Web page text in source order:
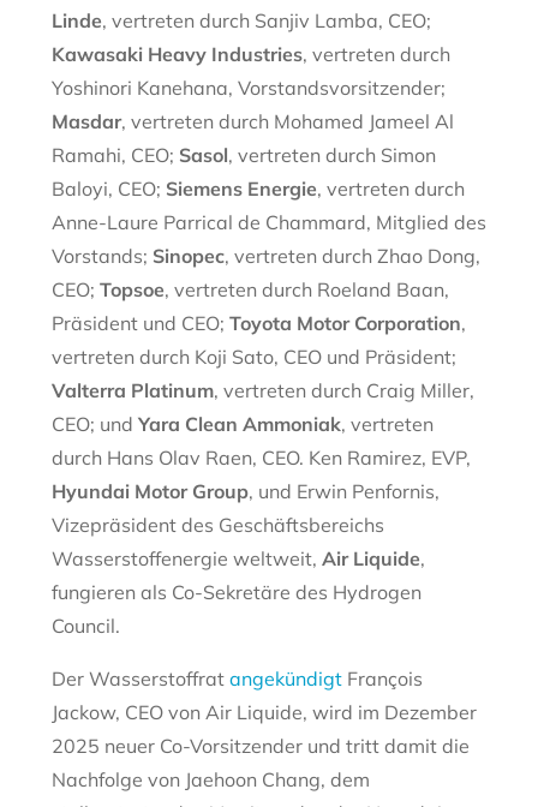
Linde, vertreten durch Sanjiv Lamba, CEO;
Kawasaki Heavy Industries, vertreten durch
Yoshinori Kanehana, Vorstandsvorsitzender;
Masdar, vertreten durch Mohamed Jameel Al
Ramahi, CEO; Sasol, vertreten durch Simon
Baloyi, CEO; Siemens Energie, vertreten durch
Anne-Laure Parrical de Chammard, Mitglied des
Vorstands; Sinopec, vertreten durch Zhao Dong,
CEO; Topsoe, vertreten durch Roeland Baan,
Präsident und CEO; Toyota Motor Corporation,
vertreten durch Koji Sato, CEO und Präsident;
Valterra Platinum, vertreten durch Craig Miller,
CEO; und Yara Clean Ammoniak, vertreten
durch Hans Olav Raen, CEO. Ken Ramirez, EVP,
Hyundai Motor Group, und Erwin Penfornis,
Vizepräsident des Geschäftsbereichs
Wasserstoffenergie weltweit, Air Liquide,
fungieren als Co-Sekretäre des Hydrogen
Council.
Der Wasserstoffrat angekündigtFrançois
Jackow, CEO von Air Liquide, wird im Dezember
2025 neuer Co-Vorsitzender und tritt damit die
Nachfolge von Jaehoon Chang, dem